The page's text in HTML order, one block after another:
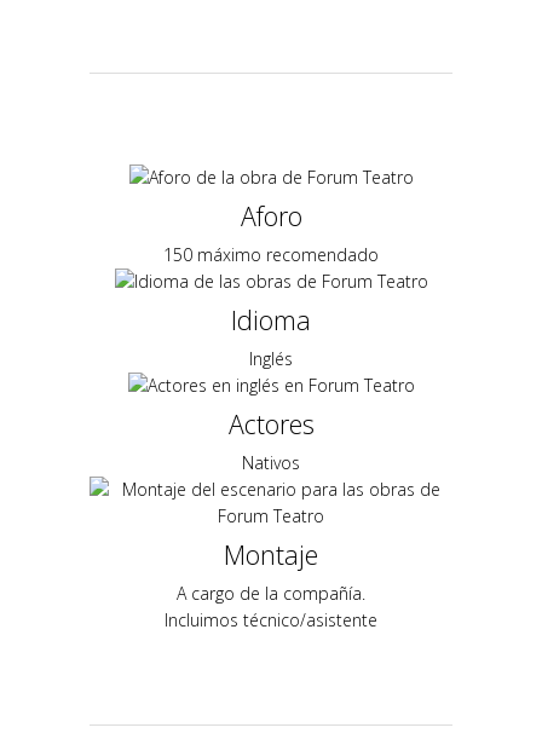
Aforo
150 máximo recomendado
Idioma
Inglés
Actores
Nativos
Montaje
A cargo de la compañía.
Incluimos técnico/asistente